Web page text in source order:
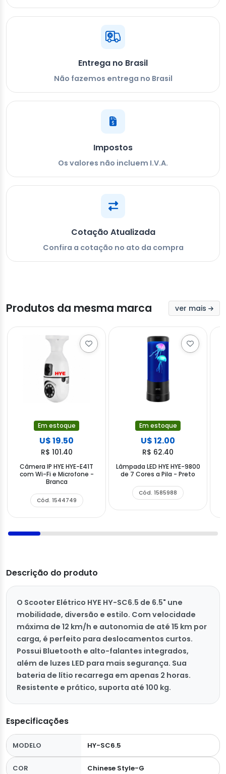
Entrega no Brasil
Não fazemos entrega no Brasil
Impostos
Os valores não incluem I.V.A.
Cotação Atualizada
Confira a cotação no ato da compra
Produtos da mesma marca ver mais
Em estoque
U$ 19.50
R$ 101.40
Câmera IP HYE HYE-E41T
com Wi-Fi e Microfone -
Branca
Cód. 1544749
Em estoque
U$ 12.00
R$ 62.40
Lâmpada LED HYE HYE-9800
de 7 Cores a Pila - Preto
Cód. 1585988
Descrição do produto
O Scooter Elétrico HYE HY-SC6.5 de 6.5" une
mobilidade, diversão e estilo. Com velocidade
máxima de 12 km/h e autonomia de até 15 km por
carga, é perfeito para deslocamentos curtos.
Possui Bluetooth e alto-falantes integrados,
além de luzes LED para mais segurança. Sua
bateria de lítio recarrega em apenas 2 horas.
Resistente e prático, suporta até 100 kg.
Especificações
MODELO HY-SC6.5
COR Chinese Style-G